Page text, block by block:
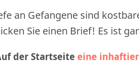
an Gefangene sind
Sie einen Brief! Es ist
der Startseite eine